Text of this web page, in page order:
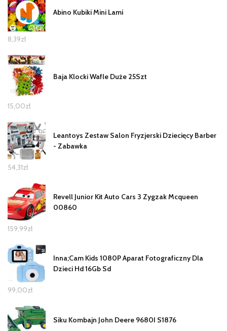
Abino Kubiki Mini Lami
8,39zł
Baja Klocki Wafle Duże 25Szt
15,00zł
Leantoys Zestaw Salon Fryzjerski Dziecięcy Barber
- Zabawka
54,31zł
Revell Junior Kit Auto Cars 3 Zygzak Mcqueen
00860
159,99zł
Inna;Cam Kids 1080P Aparat Fotograficzny Dla
Dzieci Hd 16Gb Sd
99,00zł
Siku Kombajn John Deere 9680I S1876